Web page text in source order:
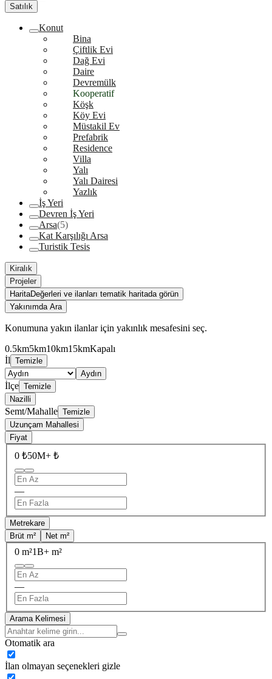
Satılık
Konut
Bina
Çiftlik Evi
Dağ Evi
Daire
Devremülk
Kooperatif
Köşk
Köy Evi
Müstakil Ev
Prefabrik
Residence
Villa
Yalı
Yalı Dairesi
Yazlık
İş Yeri
Devren İş Yeri
Arsa(5)
Kat Karşılığı Arsa
Turistik Tesis
Kiralık
Projeler
HaritaDeğerleri ve ilanları tematik haritada görün
Yakınımda Ara
Konumuna yakın ilanlar için yakınlık mesafesini seç.
0.5km5km10km15kmKapalı
İl Temizle
Aydın
İlçe Temizle
Nazilli
Semt/Mahalle Temizle
Uzunçam Mahallesi
Fiyat
0 ₺50M+ ₺
—
Metrekare
Brüt m²
Net m²
0 m²1B+ m²
—
Arama Kelimesi
Otomatik ara
İlan olmayan seçenekleri gizle